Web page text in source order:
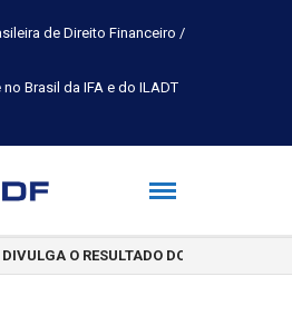
de Direito Financeiro /
Brasil da IFA e do ILADT
O RESULTADO DO CONCURSO